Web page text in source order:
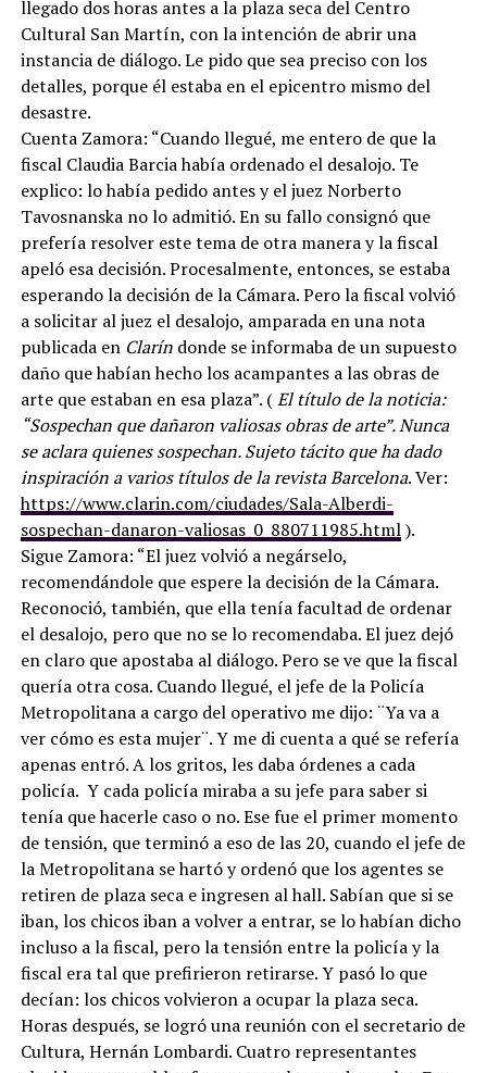
llegado dos horas antes a la plaza seca del Centro
Cultural San Martín, con la intención de abrir una
instancia de diálogo. Le pido que sea preciso con los
detalles, porque él estaba en el epicentro mismo del
desastre.
Cuenta Zamora: “Cuando llegué, me entero de que la
fiscal Claudia Barcia había ordenado el desalojo. Te
explico: lo había pedido antes y el juez Norberto
Tavosnanska no lo admitió. En su fallo consignó que
prefería resolver este tema de otra manera y la fiscal
apeló esa decisión. Procesalmente, entonces, se estaba
esperando la decisión de la Cámara. Pero la fiscal volvió
a solicitar al juez el desalojo, amparada en una nota
publicada en Claríndonde se informaba de un supuesto
daño que habían hecho los acampantes a las obras de
arte que estaban en esa plaza”. (El título de la noticia:
“Sospechan que dañaron valiosas obras de arte”. Nunca
se aclara quienes sospechan. Sujeto tácito que ha dado
inspiración a varios títulos de la revista Barcelona. Ver:
https://www.clarin.com/ciudades/Sala-Alberdi-
sospechan-danaron-valiosas_0_880711985.html).
Sigue Zamora: “El juez volvió a negárselo,
recomendándole que espere la decisión de la Cámara.
Reconoció, también, que ella tenía facultad de ordenar
el desalojo, pero que no se lo recomendaba. El juez dejó
en claro que apostaba al diálogo. Pero se ve que la fiscal
quería otra cosa. Cuando llegué, el jefe de la Policía
Metropolitana a cargo del operativo me dijo: ¨Ya va a
ver cómo es esta mujer¨. Y me di cuenta a qué se refería
apenas entró. A los gritos, les daba órdenes a cada
policía. Y cada policía miraba a su jefe para saber si
tenía que hacerle caso o no. Ese fue el primer momento
de tensión, que terminó a eso de las 20, cuando el jefe de
la Metropolitana se hartó y ordenó que los agentes se
retiren de plaza seca e ingresen al hall. Sabían que si se
iban, los chicos iban a volver a entrar, se lo habían dicho
incluso a la fiscal, pero la tensión entre la policía y la
fiscal era tal que prefirieron retirarse. Y pasó lo que
decían: los chicos volvieron a ocupar la plaza seca.
Horas después, se logró una reunión con el secretario de
Cultura, Hernán Lombardi. Cuatro representantes